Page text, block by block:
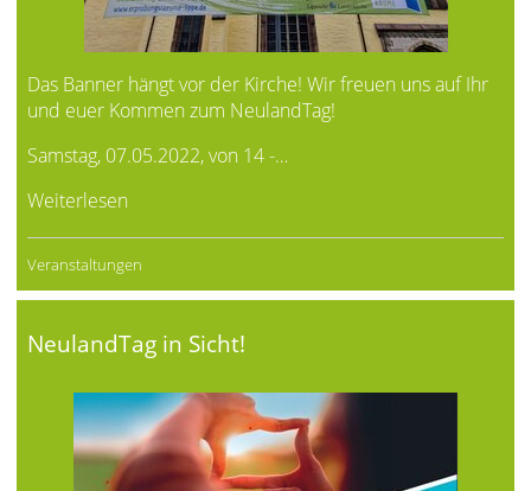
Das Banner hängt vor der Kirche! Wir freuen uns auf Ihr
und euer Kommen zum NeulandTag!
Samstag, 07.05.2022, von 14 -…
Weiterlesen
Veranstaltungen
NeulandTag in Sicht!